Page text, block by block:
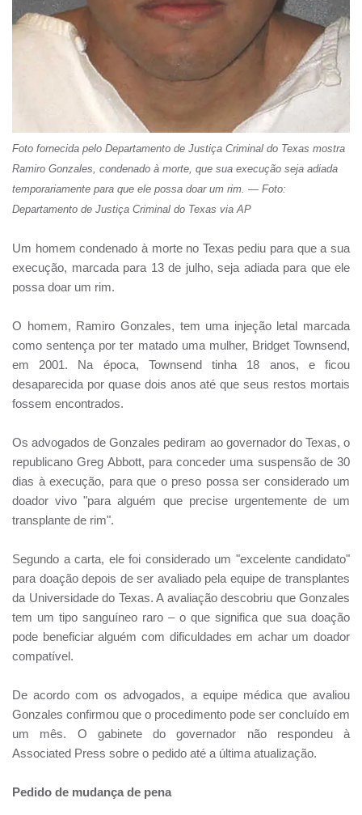
Foto fornecida pelo Departamento de Justiça Criminal do Texas mostra
Ramiro Gonzales, condenado à morte, que sua execução seja adiada
temporariamente para que ele possa doar um rim. — Foto:
Departamento de Justiça Criminal do Texas via AP
Um homem condenado à morte no Texas pediu para que a sua
execução, marcada para 13 de julho, seja adiada para que ele
possa doar um rim.
O homem, Ramiro Gonzales, tem uma injeção letal marcada
como sentença por ter matado uma mulher, Bridget Townsend,
em 2001. Na época, Townsend tinha 18 anos, e ficou
desaparecida por quase dois anos até que seus restos mortais
fossem encontrados.
Os advogados de Gonzales pediram ao governador do Texas, o
republicano Greg Abbott, para conceder uma suspensão de 30
dias à execução, para que o preso possa ser considerado um
doador vivo "para alguém que precise urgentemente de um
transplante de rim".
Segundo a carta, ele foi considerado um "excelente candidato"
para doação depois de ser avaliado pela equipe de transplantes
da Universidade do Texas. A avaliação descobriu que Gonzales
tem um tipo sanguíneo raro – o que significa que sua doação
pode beneficiar alguém com dificuldades em achar um doador
compatível.
De acordo com os advogados, a equipe médica que avaliou
Gonzales confirmou que o procedimento pode ser concluído em
um mês. O gabinete do governador não respondeu à
Associated Press sobre o pedido até a última atualização.
Pedido de mudança de pena